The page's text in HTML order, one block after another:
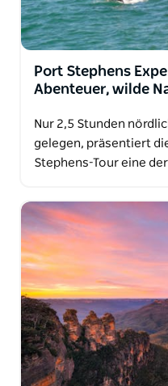
Port Stephens
Abenteuer, wilde
Nur 2,5 Stunden
gelegen, präsentiert
Stephens-Tour eine